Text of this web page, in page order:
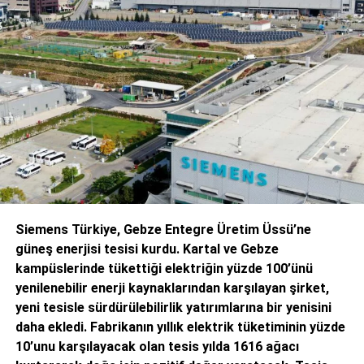
santralini kuruyor
Editör
Türkiye endüstrisine, alana özel, spesifik yayınlar üreten
MONETA Tanıtım’ın sektörel dergilerinin editörlüğünü
yapmaktayım. Yeni nesil, dinamik yayıncılık anlayışıyla, dijital ve
basılı mecralarda içerik geliştirmek için çalışmaktayız.
Kalyon Enerji Yönetim Kurulu Üyesi ve CEO’su Dr. Murtaza
Kalyon Enerji Yönetim Kurulu Üyesi ve CEO’su Dr.
Murtaza Atayeni ihale ile ilgili olarak şöyle
konuştu:“Enerji Bakanlığımız tarafından ülkemizin muhtelif
bölgelerinde yapılan YEKA GES 2024 yarışma sonuçlarının
ülkemize ve tüm sektörümüze hayırlı uğurlu olmasını
diliyorum. Ülkemizin enerjide dışa bağımlılığını azaltma,
sürdürülebilirlik ve iklim politikalarında hedeflerine
Siemens Türkiye, Gebze Entegre Üretim Üssü’ne
güneş enerjisi tesisi kurdu. Kartal ve Gebze
kampüslerinde tükettiği elektriğin yüzde 100’ünü
yenilenebilir enerji kaynaklarından karşılayan şirket,
yeni tesisle sürdürülebilirlik yatırımlarına bir yenisini
daha ekledi. Fabrikanın yıllık elektrik tüketiminin yüzde
10’unu karşılayacak olan tesis yılda 1616 ağacı